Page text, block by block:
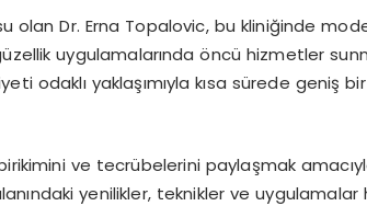
olan Dr. Erna Topalovic, bu kliniğinde
uygulamalarında öncü hizmetler
odaklı yaklaşımıyla kısa sürede geniş
ve tecrübelerini paylaşmak
yenilikler, teknikler ve uygulamalar